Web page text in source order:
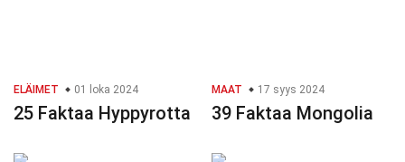
ELÄIMET 01 loka 2024
25 Faktaa Hyppyrotta
MAAT 17 syys 2024
39 Faktaa Mongolia